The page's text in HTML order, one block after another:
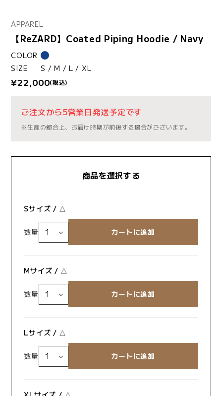
APPAREL
【ReZARD】Coated Piping Hoodie / Navy
COLOR
SIZE
S / M / L / XL
¥22,000(税込)
ご注文から5営業日発送予定です
※生産の都合上、お届け時期が前後する場合がございます。
商品を選択する
Sサイズ / △
数量
Mサイズ / △
数量
Lサイズ / △
数量